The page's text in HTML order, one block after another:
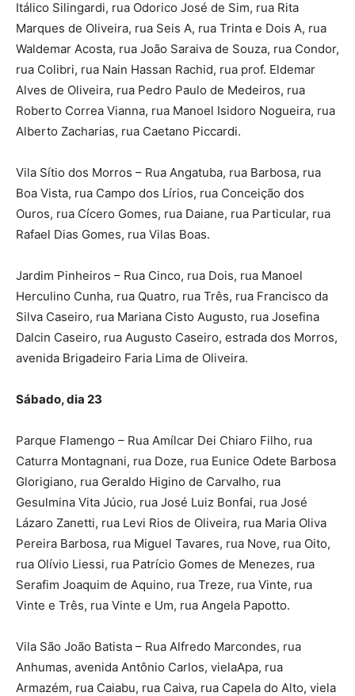
Itálico Silingardi, rua Odorico José de Sim, rua Rita
Marques de Oliveira, rua Seis A, rua Trinta e Dois A, rua
Waldemar Acosta, rua João Saraiva de Souza, rua Condor,
rua Colibri, rua Nain Hassan Rachid, rua prof. Eldemar
Alves de Oliveira, rua Pedro Paulo de Medeiros, rua
Roberto Correa Vianna, rua Manoel Isidoro Nogueira, rua
Alberto Zacharias, rua Caetano Piccardi.
Vila Sítio dos Morros – Rua Angatuba, rua Barbosa, rua
Boa Vista, rua Campo dos Lírios, rua Conceição dos
Ouros, rua Cícero Gomes, rua Daiane, rua Particular, rua
Rafael Dias Gomes, rua Vilas Boas.
Jardim Pinheiros – Rua Cinco, rua Dois, rua Manoel
Herculino Cunha, rua Quatro, rua Três, rua Francisco da
Silva Caseiro, rua Mariana Cisto Augusto, rua Josefina
Dalcin Caseiro, rua Augusto Caseiro, estrada dos Morros,
avenida Brigadeiro Faria Lima de Oliveira.
Sábado, dia 23
Parque Flamengo – Rua Amílcar Dei Chiaro Filho, rua
Caturra Montagnani, rua Doze, rua Eunice Odete Barbosa
Glorigiano, rua Geraldo Higino de Carvalho, rua
Gesulmina Vita Júcio, rua José Luiz Bonfai, rua José
Lázaro Zanetti, rua Levi Rios de Oliveira, rua Maria Oliva
Pereira Barbosa, rua Miguel Tavares, rua Nove, rua Oito,
rua Olívio Liessi, rua Patrício Gomes de Menezes, rua
Serafim Joaquim de Aquino, rua Treze, rua Vinte, rua
Vinte e Três, rua Vinte e Um, rua Angela Papotto.
Vila São João Batista – Rua Alfredo Marcondes, rua
Anhumas, avenida Antônio Carlos, vielaApa, rua
Armazém, rua Caiabu, rua Caiva, rua Capela do Alto, viela